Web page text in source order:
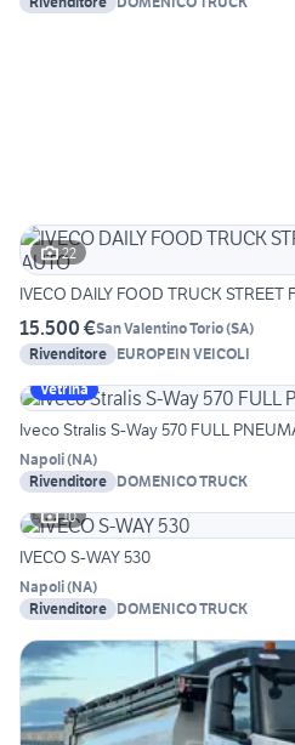
22
IVECO DAILY FOOD TRUCK
15.500 €San Valentino Torio(SA)
Rivenditore EUROPEIN VEICOLI
Vetrina
Iveco Stralis S-Way 570 FULL
Napoli(NA)
Rivenditore DOMENICO TRUCK
10
IVECO S-WAY 530
Napoli(NA)
Rivenditore DOMENICO TRUCK